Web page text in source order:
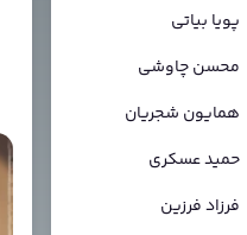
پویا بیاتی
محسن چاوشی
همایون شجریان
حمید عسکری
فرزاد فرزین